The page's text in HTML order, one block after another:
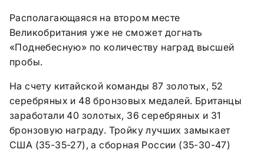
Располагающаяся на втором месте
Великобритания уже не сможет догнать
«Поднебесную» по количеству наград высшей
пробы.
На счету китайской команды 87 золотых, 52
серебряных и 48 бронзовых медалей. Британцы
заработали 40 золотых, 36 серебряных и 31
бронзовую награду. Тройку лучших замыкает
США (35-35-27), а сборная России (35-30-47)